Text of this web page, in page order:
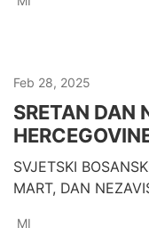
Feb 28, 2025
SRETAN DAN
SVJETSKI
MART, DAN
MI